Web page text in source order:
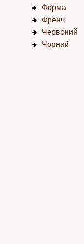
Форма
Френч
Червоний
Чорний